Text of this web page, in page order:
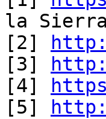
la Sierra
[2]
[3]
[4]
[5]